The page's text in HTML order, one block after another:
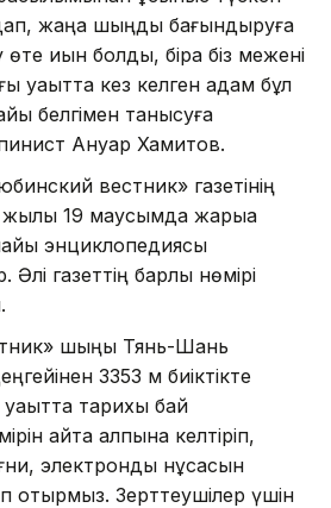
жаңа шыңды бағындыруға
қиын болды, бірақ біз межені
уақытта кез келген адам бұл
белгімен танысуға
Ануар Хамитов.
вестник» газетінің
жылы 19 маусымда жарыққа
энциклопедиясы
газеттің барлық нөмірі
шыңы Тянь-Шань
3353 м биіктікте
тарихы бай
қайта қалпына келтіріп,
электронды нұсқасын
отырмыз. Зерттеушілер үшін